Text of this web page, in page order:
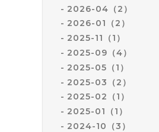
2026-04（2）
2026-01（2）
2025-11（1）
2025-09（4）
2025-05（1）
2025-03（2）
2025-02（1）
2025-01（1）
2024-10（3）